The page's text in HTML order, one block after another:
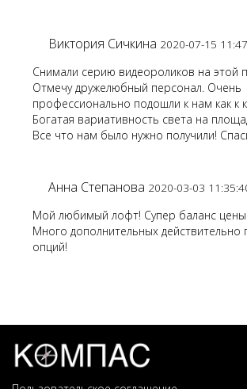
Виктория Сичкина 2020-07-15
Снимали серию видеороликов на этой
Отмечу дружелюбный персонал. Очень
профессионально подошли к нам как к
Богатая вариативность света на
Все что нам было нужно получили!
Анна Степанова 2020-03-03
Мой любимый лофт! Супер баланс цены
Много дополнительных действительно
опций!